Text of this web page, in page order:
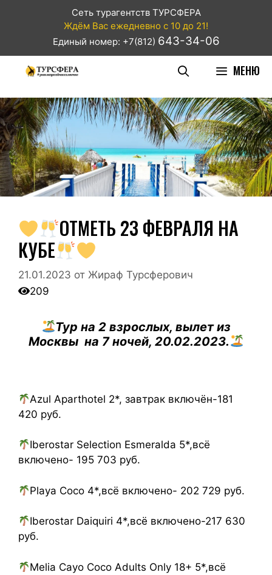
Сеть турагентств ТУРСФЕРА
Ждём Вас ежедневно с 10 до 21!
Единый номер: +7(812) 643-34-06
МЕНЮ
ОТМЕТЬ 23 ФЕВРАЛЯ НА
КУБЕ
21.01.2023 от Жираф Турсферович
209
Тур на 2 взрослых, вылет из
Москвы на 7 ночей, 20.02.2023.
Azul Aparthotel 2*, завтрак включён-181
420 руб.
Iberostar Selection Esmeralda 5*,всё
включено- 195 703 руб.
Playa Coco 4*,всё включено- 202 729 руб.
Iberostar Daiquiri 4*,всё включено-217 630
руб.
Melia Cayo Coco Adults Only 18+ 5*,всё